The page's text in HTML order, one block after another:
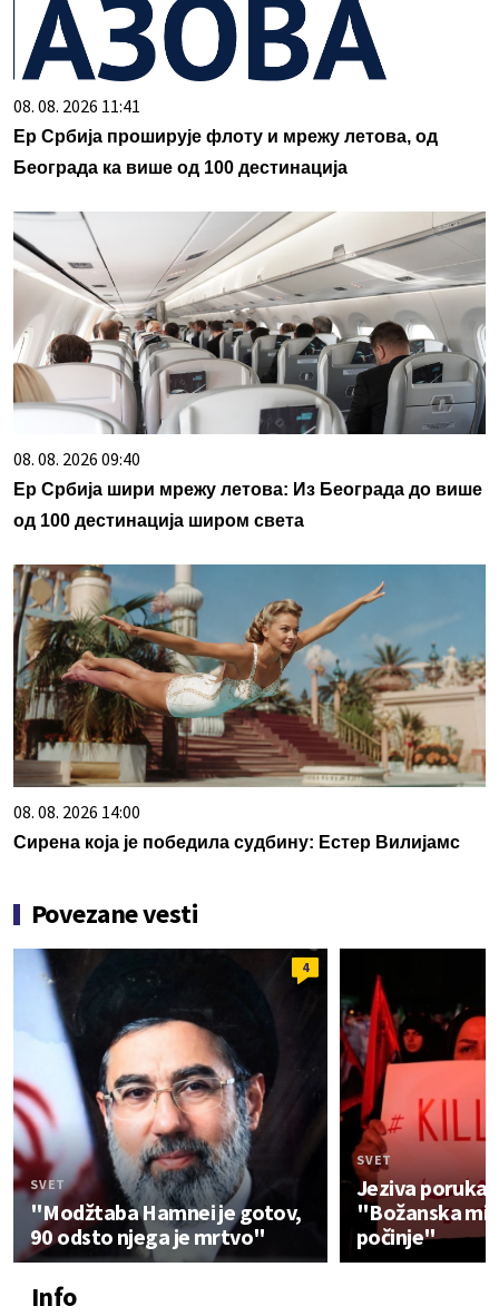
08. 08. 2026 11:41
Ер Србија проширује флоту и мрежу летова, од
Београда ка више од 100 дестинација
08. 08. 2026 09:40
Ер Србија шири мрежу летова: Из Београда до више
од 100 дестинација широм света
08. 08. 2026 14:00
Сирена која је победила судбину: Естер Вилијамс
Povezane vesti
4
SVET
"Modžtaba Hamnei je gotov,
90 odsto njega je mrtvo"
SVET
Jeziva poruka
"Božanska
počinje"
Info